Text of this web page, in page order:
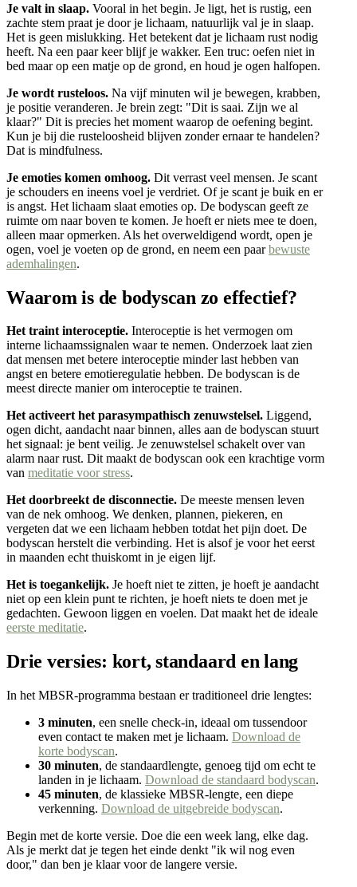
Je valt in slaap. Vooral in het begin. Je ligt, het is rustig, een
zachte stem praat je door je lichaam, natuurlijk val je in slaap.
Het is geen mislukking. Het betekent dat je lichaam rust nodig
heeft. Na een paar keer blijf je wakker. Een truc: oefen niet in
bed maar op een matje op de grond, en houd je ogen halfopen.
Je wordt rusteloos. Na vijf minuten wil je bewegen, krabben,
je positie veranderen. Je brein zegt: "Dit is saai. Zijn we al
klaar?" Dit is precies het moment waarop de oefening begint.
Kun je bij die rusteloosheid blijven zonder ernaar te handelen?
Dat is mindfulness.
Je emoties komen omhoog. Dit verrast veel mensen. Je scant
je schouders en ineens voel je verdriet. Of je scant je buik en er
is angst. Het lichaam slaat emoties op. De bodyscan geeft ze
ruimte om naar boven te komen. Je hoeft er niets mee te doen,
alleen maar opmerken. Als het overweldigend wordt, open je
ogen, voel je voeten op de grond, en neem een paarbewuste
ademhalingen.
Waarom is de bodyscan zo effectief?
Het traint interoceptie. Interoceptie is het vermogen om
interne lichaamssignalen waar te nemen. Onderzoek laat zien
dat mensen met betere interoceptie minder last hebben van
angst en betere emotieregulatie hebben. De bodyscan is de
meest directe manier om interoceptie te trainen.
Het activeert het parasympathisch zenuwstelsel. Liggend,
ogen dicht, aandacht naar binnen, alles aan de bodyscan stuurt
het signaal: je bent veilig. Je zenuwstelsel schakelt over van
alarm naar rust. Dit maakt de bodyscan ook een krachtige vorm
van meditatie voor stress.
Het doorbreekt de disconnectie. De meeste mensen leven
van de nek omhoog. We denken, plannen, piekeren, en
vergeten dat we een lichaam hebben totdat het pijn doet. De
bodyscan herstelt die verbinding. Het is alsof je voor het eerst
in maanden echt thuiskomt in je eigen lijf.
Het is toegankelijk. Je hoeft niet te zitten, je hoeft je aandacht
niet op een klein punt te richten, je hoeft niets te doen met je
gedachten. Gewoon liggen en voelen. Dat maakt het de ideale
eerste meditatie.
Drie versies: kort, standaard en lang
In het MBSR-programma bestaan er traditioneel drie lengtes:
3 minuten, een snelle check-in, ideaal om tussendoor
even contact te maken met je lichaam. Download de
korte bodyscan.
30 minuten, de standaardlengte, genoeg tijd om echt te
landen in je lichaam. Download de standaard bodyscan.
45 minuten, de klassieke MBSR-lengte, een diepe
verkenning. Download de uitgebreide bodyscan.
Begin met de korte versie. Doe die een week lang, elke dag.
Als je merkt dat je tegen het einde denkt "ik wil nog even
door," dan ben je klaar voor de langere versie.